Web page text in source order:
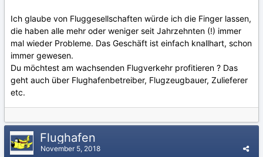
Ich glaube von Fluggesellschaften würde ich die Finger lassen,
die haben alle mehr oder weniger seit Jahrzehnten (!) immer
mal wieder Probleme. Das Geschäft ist einfach knallhart, schon
immer gewesen.
Du möchtest am wachsenden Flugverkehr profitieren ? Das
geht auch über Flughafenbetreiber, Flugzeugbauer, Zulieferer
etc.
Flughafen
November 5, 2018